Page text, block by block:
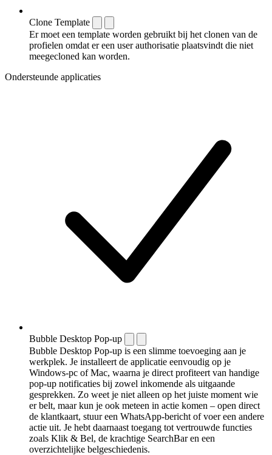
Clone Template
Er moet een template worden gebruikt bij het clonen van de
profielen omdat er een user authorisatie plaatsvindt die niet
meegecloned kan worden.
Ondersteunde applicaties
Bubble Desktop Pop-up
Bubble Desktop Pop-up is een slimme toevoeging aan je
werkplek. Je installeert de applicatie eenvoudig op je
Windows-pc of Mac, waarna je direct profiteert van handige
pop-up notificaties bij zowel inkomende als uitgaande
gesprekken. Zo weet je niet alleen op het juiste moment wie
er belt, maar kun je ook meteen in actie komen – open direct
de klantkaart, stuur een WhatsApp-bericht of voer een andere
actie uit. Je hebt daarnaast toegang tot vertrouwde functies
zoals Klik & Bel, de krachtige SearchBar en een
overzichtelijke belgeschiedenis.